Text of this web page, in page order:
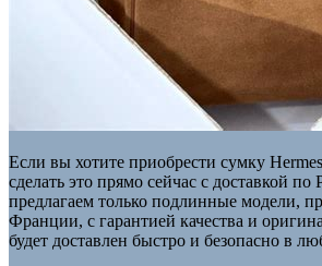
Если вы хотите приобрести сумку
сделать это прямо сейчас с доставкой
предлагаем только подлинные модели,
Франции, с гарантией качества и
будет доставлен быстро и безопасно в